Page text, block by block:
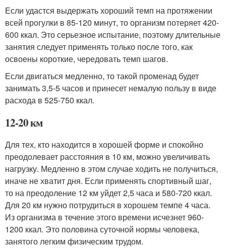
Если удастся выдержать хороший темп на протяжении
всей прогулки в 85-120 минут, то организм потеряет 420-
600 ккал. Это серьезное испытание, поэтому длительные
занятия следует применять только после того, как
освоены короткие, чередовать темп шагов.
Если двигаться медленно, то такой променад будет
занимать 3,5-5 часов и принесет немалую пользу в виде
расхода в 525-750 ккал.
12-20 км
Для тех, кто находится в хорошей форме и спокойно
преодолевает расстояния в 10 км, можно увеличивать
нагрузку. Медленно в этом случае ходить не получиться,
иначе не хватит дня. Если применять спортивный шаг,
то на преодоление 12 км уйдет 2,5 часа и 580-720 ккал.
Для 20 км нужно потрудиться в хорошем темпе 4 часа.
Из организма в течение этого времени исчезнет 960-
1200 ккал. Это половина суточной нормы человека,
занятого легким физическим трудом.